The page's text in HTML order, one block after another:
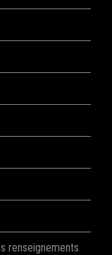
renseignements